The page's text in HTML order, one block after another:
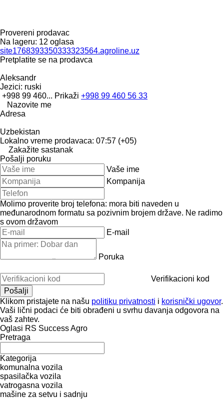
Provereni prodavac
Na lageru: 12 oglasa
site1768393350333323564.agroline.uz
Pretplatite se na prodavca
Aleksandr
Jezici: ruski
+998 99 460... Prikaži +998 99 460 56 33
Nazovite me
Adresa
Uzbekistan
Lokalno vreme prodavaca: 07:57 (+05)
Zakažite sastanak
Pošalji poruku
Vaše ime
Kompanija
Molimo proverite broj telefona: mora biti naveden u
međunarodnom formatu sa pozivnim brojem države. Ne radimo
s ovom državom
E-mail
Poruka
Verifikacioni kod
Klikom pristajete na našu politiku privatnosti i korisnički ugovor.
Vaši lični podaci će biti obrađeni u svrhu davanja odgovora na
vaš zahtev.
Oglasi RS Success Agro
Pretraga
Kategorija
komunalna vozila
spasilačka vozila
vatrogasna vozila
mašinе za setvu i sadnju